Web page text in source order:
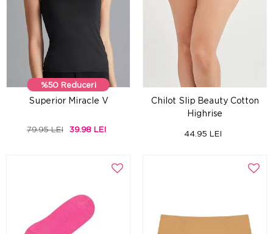
%50 Reduceri
Superior Miracle V
79.95 LEI 39.98 LEI
Chilot Slip Beauty Cotton
Highrise
44.95 LEI